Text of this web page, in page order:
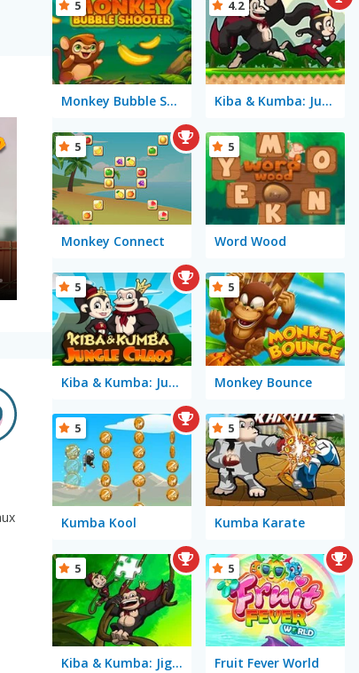
Monkey Bubble Shooter
5
Kiba & Kumba: Jungle Run
4.2
Monkey Connect
5
Word Wood
5
Kiba & Kumba: Jungle Chaos
5
Monkey Bounce
5
Kumba Kool
5
Kumba Karate
5
Kiba & Kumba: Jigsaw Puzzle
5
Fruit Fever World
5